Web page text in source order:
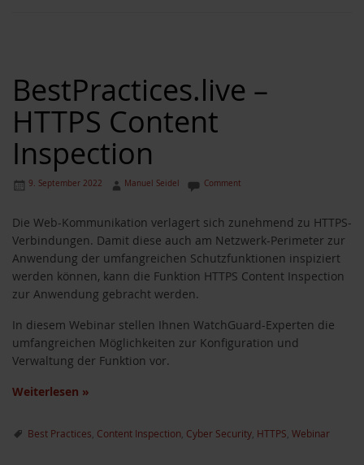
BestPractices.live –
HTTPS Content
Inspection
9. September 2022 Manuel Seidel Comment
Die Web-Kommunikation verlagert sich zunehmend zu HTTPS-
Verbindungen. Damit diese auch am Netzwerk-Perimeter zur
Anwendung der umfangreichen Schutzfunktionen inspiziert
werden können, kann die Funktion HTTPS Content Inspection
zur Anwendung gebracht werden.
In diesem Webinar stellen Ihnen WatchGuard-Experten die
umfangreichen Möglichkeiten zur Konfiguration und
Verwaltung der Funktion vor.
Weiterlesen »
Best Practices Content Inspection Cyber Security HTTPS Webinar